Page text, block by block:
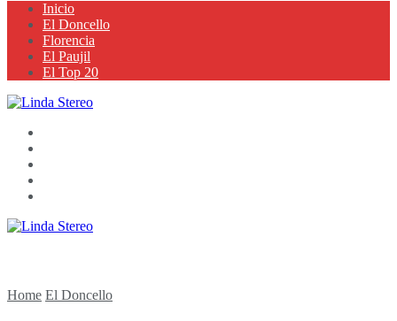
Inicio
El Doncello
Florencia
El Paujil
El Top 20
Home El Doncello